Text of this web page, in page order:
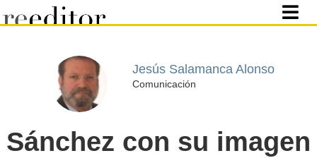
Jesús Salamanca Alonso
Comunicación
Sánchez con su imagen